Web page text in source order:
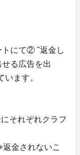
トにて② "返金し
る広告を出
ます。
それぞれクラフ
金されないこ